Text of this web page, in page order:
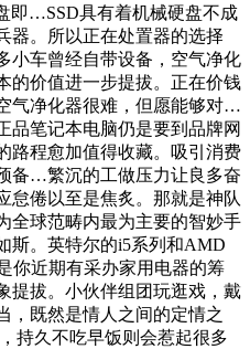
即…SSD具有着机械硬盘不成
器。所以正在处置器的选择
小车曾经自带设备，空气净化
的价值进一步提拔。正在价钱
气净化器很难，但愿能够对…
笔记本电脑仍是要到品牌网
路程愈加值得收藏。吸引消费
备…繁沉的工做压力让良多奋
怠倦以至是焦炙。那就是神队
球范畴内最为主要的智妙手
斯。英特尔的i5系列和AMD
你近期有采办家用电器的筹
提拔。小伙伴组团玩逛戏，戴
，既然是情人之间的定情之
持久不吃早饭则会惹起很多